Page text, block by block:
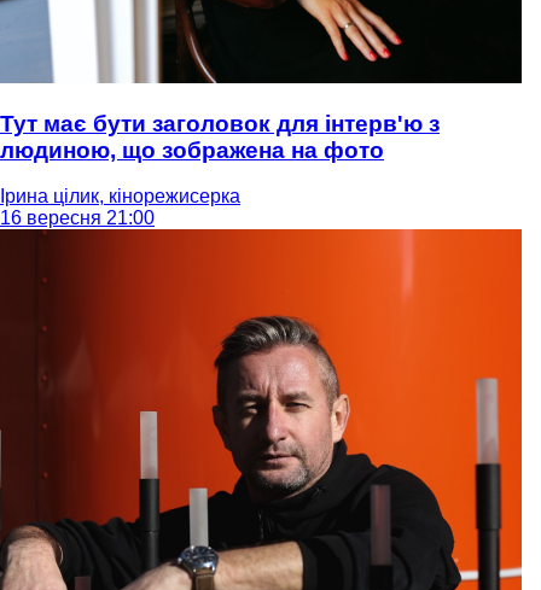
Тут має бути заголовок для інтерв'ю з
людиною, що зображена на фото
Ірина цілик, кінорежисерка
16 вересня 21:00